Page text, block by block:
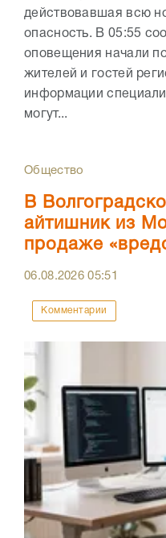
действовавшая всю
опасность. В 05:55
оповещения начали
жителей и гостей
информации
могут...
Общество
В
айтишник из
продаже
06.08.202605:51
Комментарии